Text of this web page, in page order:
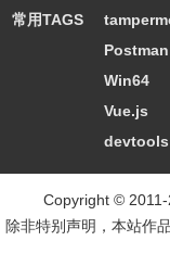
常用TAGS
Win64
Vue.js
devtools
Copyright ©
除非特别声明，本站作